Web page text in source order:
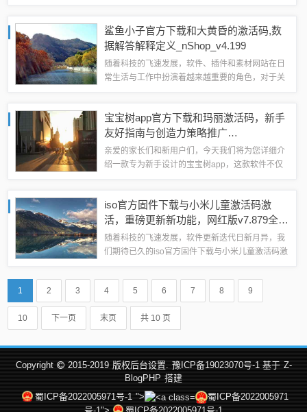
的捉鬼游戏和民间传说，结合前沿技术，为...
鲨鱼小子官方下载和大黄昏的激活码,数
据解答解释定义_nShop_v4.199
随着科技的飞速发展，软件、插件和素材网站在日
常生活与工作中扮演着越来越重要的角色，对于关
精心挑选10款必备的软件、插件和素...
宝宝树app官方下载和玛丽激活码，新手
友好指南与创造力策略推广
Phablet_v2.772
亲爱的家长们和新用户们，今天我们将为您详细介
绍一款专为新手设计的宝宝树app，这款软件不仅
是其最新的版本Phablet_v2.7...
iso官方固件下载与小米儿童激活码激
活，重磅更新新功能，网红版v7.879全新
解读与升级指南
随着科技的飞速发展，软件更新迭代日新月异，我
们期待已久的iso官方固件下载与小米儿童激活码激
款深受用户喜爱的软件，本次更新带来了诸多令人
振奋的新功能和改进，本文将为您...
1 2 3 4 5 6 7 8 9
10 下一页 末页 共 10 页
Copyright 2015-2019 版权后台设置. 豫ICP备19023070号-1 基于 Z-
BlogPHP 搭建
蜀ICP备2022005971号-1 ">
蜀ICP备2022005971